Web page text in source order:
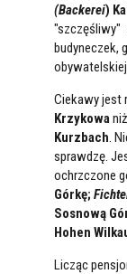
(Backerei)
"szczęśliwy"
budyneczek,
Ciekawy jest
Krzykowaniż
Kurzbach.
sprawdzę.
ochrzczone
Górkę;
Sosnową
Hohen
Licząc